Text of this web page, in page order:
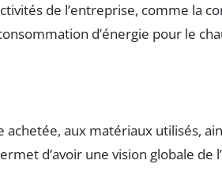
de l’entreprise, comme la
d’énergie pour le
aux matériaux utilisés,
d’avoir une vision globale de